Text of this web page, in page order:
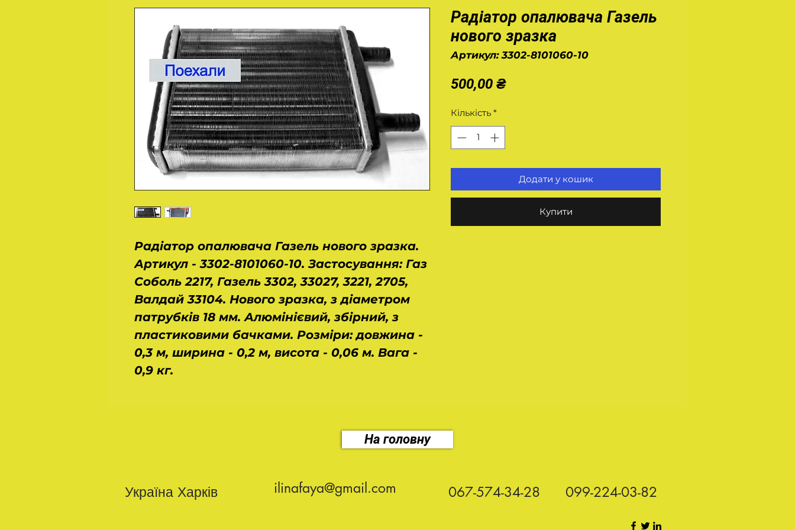
Радіатор опалювача Газель нового зразка.
Артикул - 3302-8101060-10. Застосування: Газ
Соболь 2217, Газель 3302, 33027, 3221, 2705,
Валдай 33104. Нового зразка, з діаметром
патрубків 18 мм. Алюмінієвий, збірний, з
пластиковими бачками. Розміри: довжина -
0,3 м, ширина - 0,2 м, висота - 0,06 м. Вага -
0,9 кг.
Радіатор опалювача Газель
нового зразка
Артикул: 3302-8101060-10
500,00 ₴Ціна
Кількість *
Додати у кошик
Купити
На головну
Україна Харків ilinafaya@gmail.com 067-574-34-28 099-224-03-82